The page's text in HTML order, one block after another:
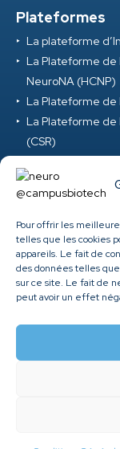
Pour offrir les
telles que les cookies
appareils. Le fait de
des données telles
sur ce site. Le fait de
peut avoir un effet
Plateformes
La plateforme
La Plateforme
NeuroNA (HCNP)
La Plateforme de
La Plateforme de
(CSR)
(VRD)
La Plateforme de
La Plateforme M-
Biotech
Clinique
HUG
Genome Center
Fondation